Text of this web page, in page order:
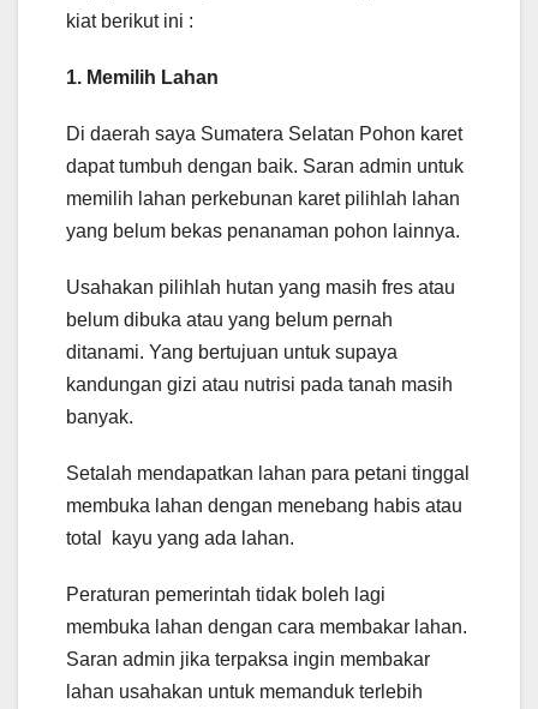
kiat berikut ini :
1. Memilih Lahan
Di daerah saya Sumatera Selatan Pohon karet
dapat tumbuh dengan baik. Saran admin untuk
memilih lahan perkebunan karet pilihlah lahan
yang belum bekas penanaman pohon lainnya.
Usahakan pilihlah hutan yang masih fres atau
belum dibuka atau yang belum pernah
ditanami. Yang bertujuan untuk supaya
kandungan gizi atau nutrisi pada tanah masih
banyak.
Setalah mendapatkan lahan para petani tinggal
membuka lahan dengan menebang habis atau
total kayu yang ada lahan.
Peraturan pemerintah tidak boleh lagi
membuka lahan dengan cara membakar lahan.
Saran admin jika terpaksa ingin membakar
lahan usahakan untuk memanduk terlebih